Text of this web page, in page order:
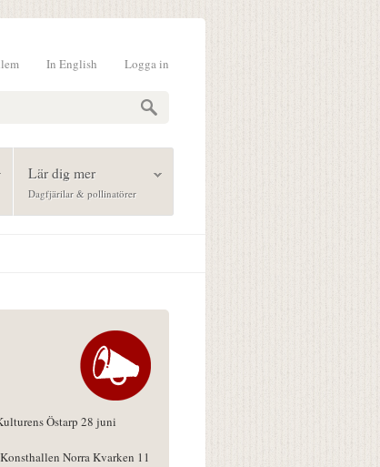
Logga in
In English
Lär dig mer
Dagfjärilar & pollinatörer
Östarp 28 juni
Norra Kvarken 11